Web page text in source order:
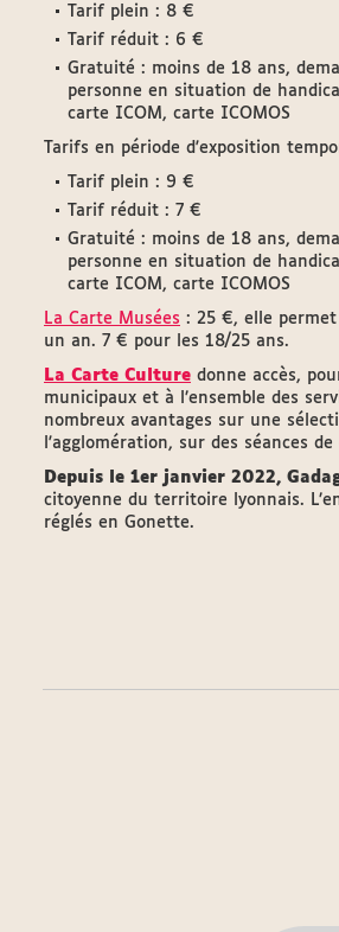
Tarif plein : 8 €
Tarif réduit : 6 €
Gratuité : moins de 18 ans,
personne en situation de
carte ICOM, carte ICOMOS
Tarifs en période d'exposition
Tarif plein : 9 €
Tarif réduit : 7 €
Gratuité : moins de 18 ans,
personne en situation de
carte ICOM, carte ICOMOS
La Carte Musées : 25 €, elle
un an. 7 € pour les 18/25 ans.
La Carte Culture donne accès,
municipaux et à l’ensemble des
nombreux avantages sur une
l'agglomération, sur des séances
Depuis le 1er janvier 2022,
citoyenne du territoire lyonnais.
réglés en Gonette.